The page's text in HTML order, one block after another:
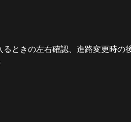
ときの左右確認、進路変更時